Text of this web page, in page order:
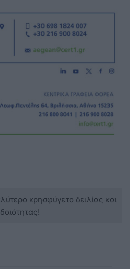
κρησφύγετο δειλίας και